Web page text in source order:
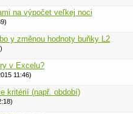
na výpočet veľkej noci
y změnou hodnoty buňky L2
v Excelu?
11:46)
kritérií (např. období)